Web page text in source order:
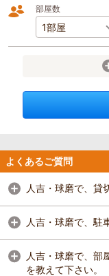
部屋数
よくあるご質問
人吉・球磨で、貸
人吉・球磨で、駐
人吉・球磨で、部
を教えて下さい。